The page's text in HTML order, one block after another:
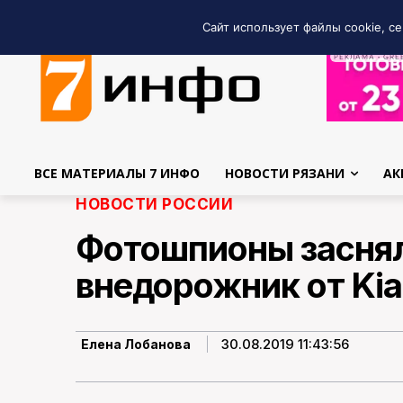
РЕКЛАМА •
ВСЕ МАТЕРИАЛЫ 7 ИНФО НОВОСТИ РЯЗАНИ
НОВОСТИ РОССИИ
Фотошпионы
внедорожник от Kia
Елена Лобанова 30.08.2019 11:43:56
Сайт использует файлы cookie,